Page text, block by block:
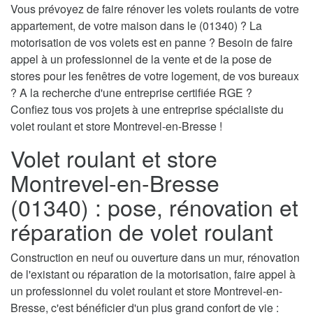
Vous prévoyez de faire rénover les volets roulants de votre
appartement, de votre maison dans le (01340) ? La
motorisation de vos volets est en panne ? Besoin de faire
appel à un professionnel de la vente et de la pose de
stores pour les fenêtres de votre logement, de vos bureaux
? A la recherche d'une entreprise certifiée RGE ?
Confiez tous vos projets à une entreprise spécialiste du
volet roulant et store Montrevel-en-Bresse !
Volet roulant et store
Montrevel-en-Bresse
(01340) : pose, rénovation et
réparation de volet roulant
Construction en neuf ou ouverture dans un mur, rénovation
de l'existant ou réparation de la motorisation, faire appel à
un professionnel du volet roulant et store Montrevel-en-
Bresse, c'est bénéficier d'un plus grand confort de vie :